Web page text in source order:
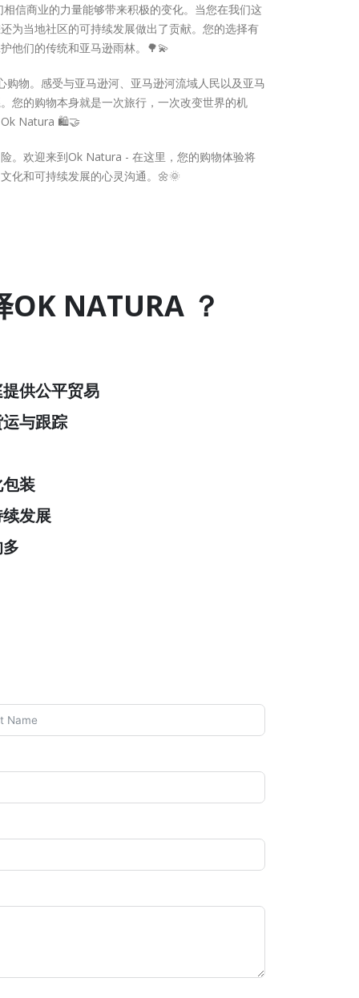
相信商业的力量能够带来积极的变化。当您在我们这
为当地社区的可持续发展做出了贡献。您的选择有
他们的传统和亚马逊雨林。🌳💫
购物。感受与亚马逊河、亚马逊河流域人民以及亚马
您的购物本身就是一次旅行，一次改变世界的机
Ok Natura 🛍️🤝
。欢迎来到Ok Natura - 在这里，您的购物体验将
化和可持续发展的心灵沟通。🌼🌞
OK NATURA ？
供公平贸易
与跟踪
装
发展